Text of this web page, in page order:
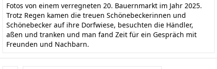
Fotos von einem verregneten 20. Bauernmarkt im Jahr 2025.
Trotz Regen kamen die treuen Schönebeckerinnen und
Schönebecker auf ihre Dorfwiese, besuchten die Händler,
aßen und tranken und man fand Zeit für ein Gespräch mit
Freunden und Nachbarn.